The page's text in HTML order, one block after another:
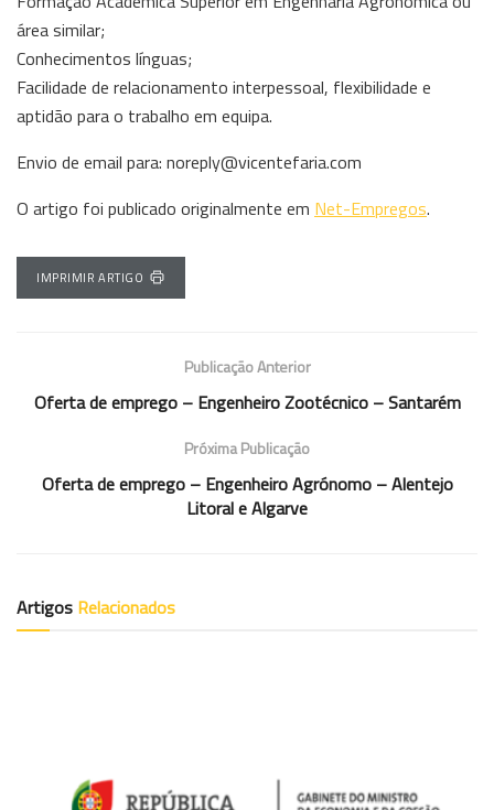
área similar;
Conhecimentos línguas;
Facilidade de relacionamento interpessoal, flexibilidade e
aptidão para o trabalho em equipa.
Envio de email para: noreply@vicentefaria.com
O artigo foi publicado originalmente em Net-Empregos.
IMPRIMIR ARTIGO
Publicação Anterior
Oferta de emprego – Engenheiro Zootécnico – Santarém
Próxima Publicação
Oferta de emprego – Engenheiro Agrónomo – Alentejo
Litoral e Algarve
Artigos Relacionados